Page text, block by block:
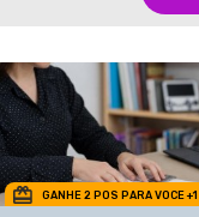
GANHE 2 POS PARA VOCE